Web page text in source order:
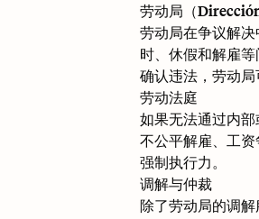
劳动局（
劳动局在争议解
时、休假和解雇
确认违法，劳动局
劳动法庭
如果无法通过内
不公平解雇、工
强制执行力。
调解与仲裁
除了劳动局的调